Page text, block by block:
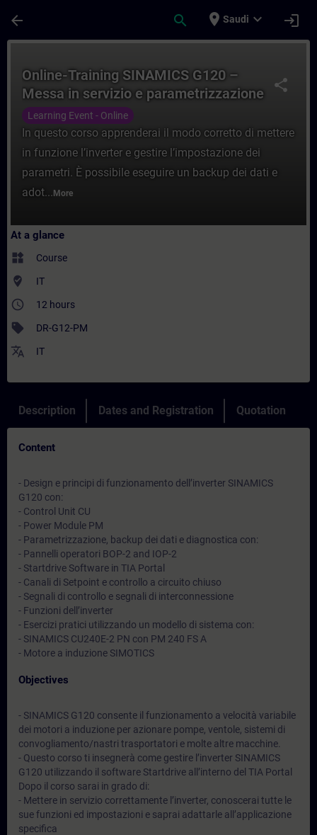
arrow_back search place Saudi expand_more login
share
Online-Training SINAMICS G120 –
Messa in servizio e parametrizzazione
Learning Event - Online
In questo corso apprenderai il modo corretto di mettere
in funzione l’inverter e gestire l’impostazione dei
parametri. È possibile eseguire un backup dei dati e
adot... More
At a glance
widgets Course
where_to_vote IT
access_time 12 hours
sell DR-G12-PM
translate IT
Description Dates and Registration Quotation
Content
- Design e principi di funzionamento dell’inverter SINAMICS
G120 con:
- Control Unit CU
- Power Module PM
- Parametrizzazione, backup dei dati e diagnostica con:
- Pannelli operatori BOP-2 and IOP-2
- Startdrive Software in TIA Portal
- Canali di Setpoint e controllo a circuito chiuso
- Segnali di controllo e segnali di interconnessione
- Funzioni dell’inverter
- Esercizi pratici utilizzando un modello di sistema con:
- SINAMICS CU240E-2 PN con PM 240 FS A
- Motore a induzione SIMOTICS
Objectives
- SINAMICS G120 consente il funzionamento a velocità variabile
dei motori a induzione per azionare pompe, ventole, sistemi di
convogliamento/nastri trasportatori e molte altre macchine.
- Questo corso ti insegnerà come gestire l’inverter SINAMICS
G120 utilizzando il software Startdrive all’interno del TIA Portal
Dopo il corso sarai in grado di:
- Mettere in servizio correttamente l’inverter, conoscerai tutte le
sue funzioni ed impostazioni e saprai adattarle all’applicazione
specifica